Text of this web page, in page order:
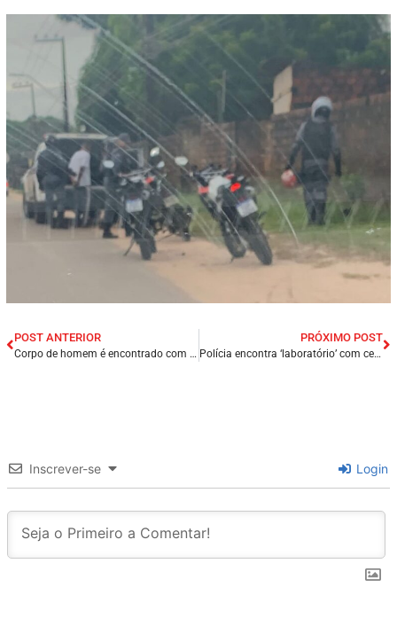
POST ANTERIOR
Corpo de homem é encontrado com marcas de tiro na Região Metropolitana de São Luís/MA.
PRÓXIMO POST
Polícia encontra ‘laboratório’ com cerca de 300 pés de maconha na Zona Sul de Natal/RN.
Inscrever-se Login